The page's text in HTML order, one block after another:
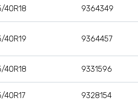
40R18 9364349
40R19 9364457
40R18 9331596
40R17 9328154